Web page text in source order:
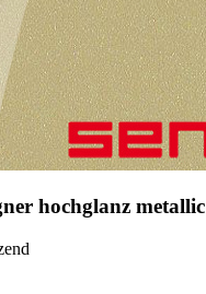
hochglanz metallic